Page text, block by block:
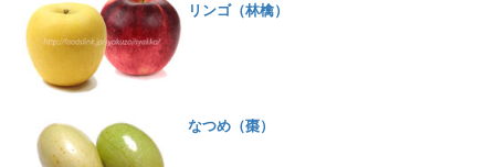
リンゴ（林檎）
なつめ（棗）